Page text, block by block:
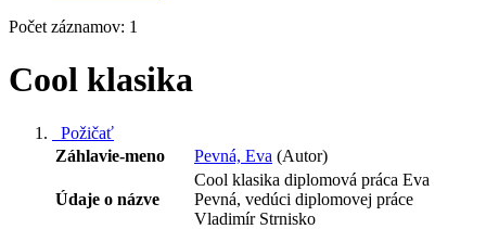
Počet záznamov: 1
Cool klasika
Požičať
Záhlavie-meno
Pevná, Eva (Autor)
Údaje o názve
Cool klasika diplomová práca Eva
Pevná, vedúci diplomovej práce
Vladimír Strnisko